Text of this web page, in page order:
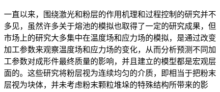
一直以来，围绕激光和粉层的作用机理和过程控制的研究并不
多见，虽然许多关于熔池的模拟也取得了一定的研究成果，但
市场上的研究大多集中在温度场和应力场的模拟，是通过改变
加工参数来观察温度场和应力场的变化，从而分析预测不同加
工参数对成形件最终质量的影响，并且建立的模型都是宏观层
面的。这些研究将粉层视为连续均匀的介质，即相当于把粉末
层视为块体，并未考虑粉末颗粒堆垛的特殊结构所带来的影